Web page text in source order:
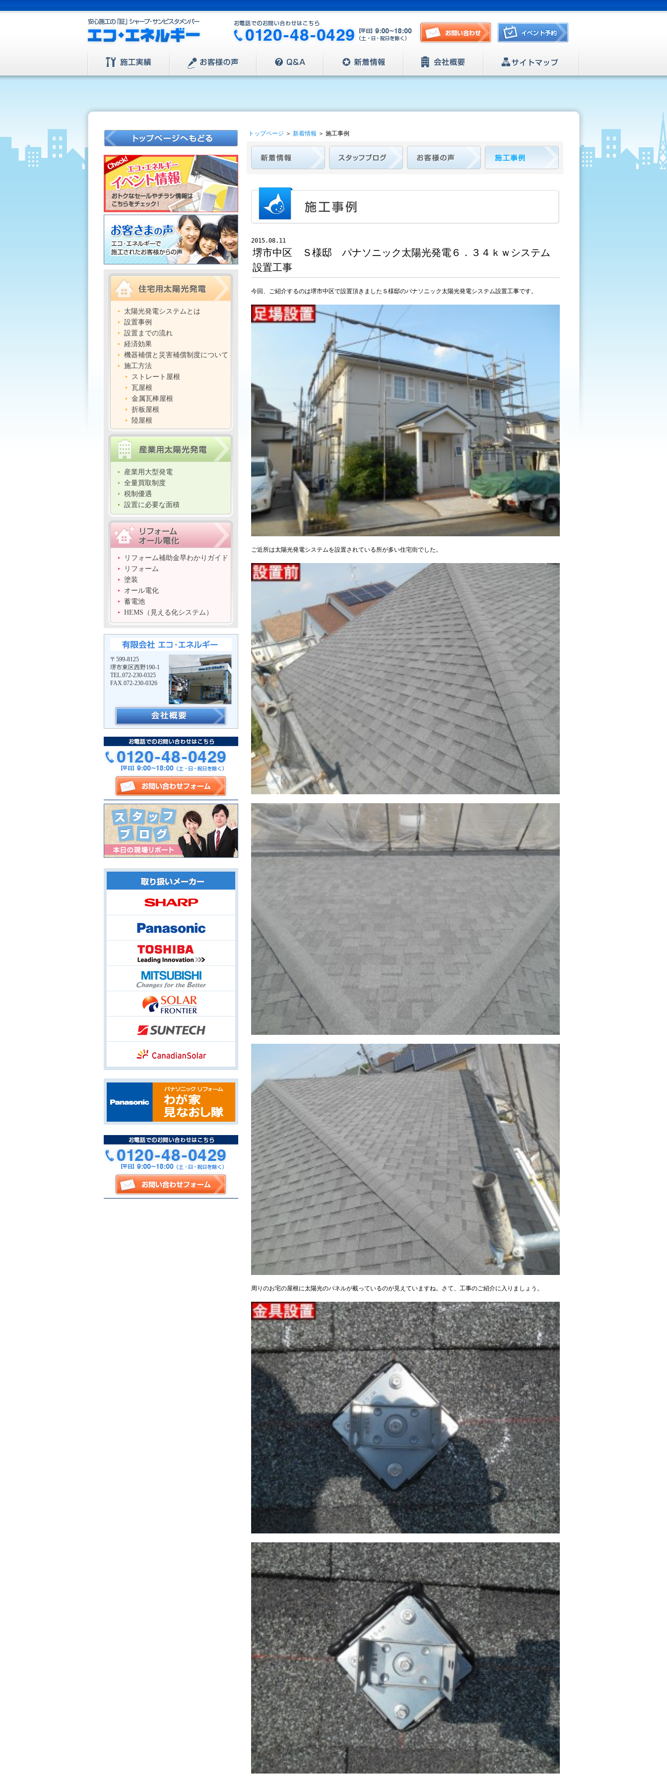
太陽光発電システムとは
設置事例
設置までの流れ
経済効果
機器補償と災害補償制度について
施工方法
ストレート屋根
瓦屋根
金属瓦棒屋根
折板屋根
陸屋根
産業用大型発電
全量買取制度
税制優遇
設置に必要な面積
リフォーム補助金早わかりガイド
リフォーム
塗装
オール電化
蓄電池
HEMS（見える化システム）
〒599-8125
堺市東区西野190-1
TEL.072-230-0325
FAX.072-230-0326
トップページ ＞ 新着情報 ＞ 施工事例
2015.08.11
堺市中区 Ｓ様邸 パナソニック太陽光発電６．３４ｋｗシステム
設置工事
今回、ご紹介するのは堺市中区で設置頂きましたＳ様邸のパナソニック太陽光発電システム設置工事です。
ご近所は太陽光発電システムを設置されている所が多い住宅街でした。
周りのお宅の屋根に太陽光のパネルが載っているのが見えていますね。さて、工事のご紹介に入りましょう。